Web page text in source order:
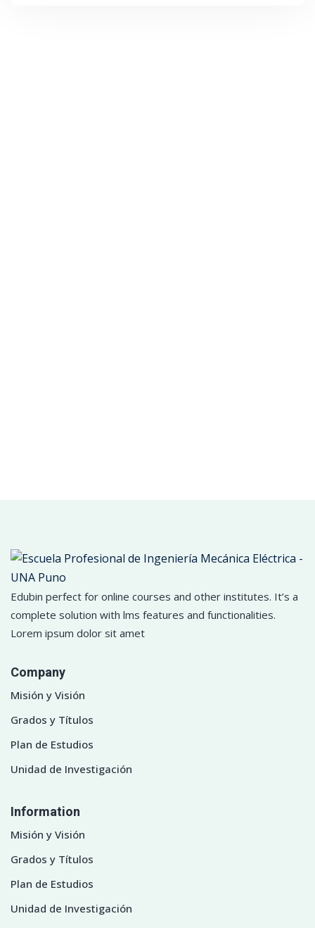
Edubin perfect for online courses and other institutes. It’s a
complete solution with lms features and functionalities.
Lorem ipsum dolor sit amet
Company
Misión y Visión
Grados y Títulos
Plan de Estudios
Unidad de Investigación
Information
Misión y Visión
Grados y Títulos
Plan de Estudios
Unidad de Investigación